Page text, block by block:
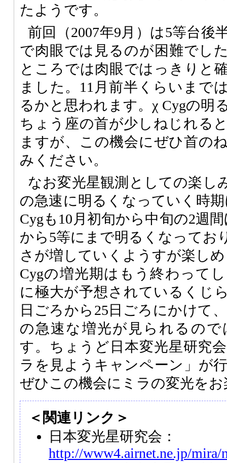
たようです。
前回（2007年9月）は5等台後
で肉眼では見るのが困難でし
ところでは肉眼ではっきりと
ました。11月前半くらいまで
るかと思われます。χ Cygの明
ちょう座の首が少しねじれる
ますが、この機会にぜひ首の
みください。
なお変光星観測としての楽し
の急速に明るくなっていく時
Cygも10月初旬から中旬の2週
から5等にまで明るくなってお
さが増していくようすが楽し
Cygの増光期はもう終わって
に極大が予想されているくじ
日ごろから25日ごろにかけて
の急速な増光が見られるの
す。ちょうど日本変光星研究
ラを見ようキャンペーン」が
ぜひこの機会にミラの変光を
＜関連リンク＞
日本変光星研究会：
http://www4.airnet.ne.jp/mira/